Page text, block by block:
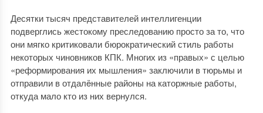
Десятки тысяч представителей интеллигенции
подверглись жестокому преследованию просто за то, что
они мягко критиковали бюрократический стиль работы
некоторых чиновников КПК. Многих из «правых» с целью
«реформирования их мышления» заключили в тюрьмы и
отправили в отдалëнные районы на каторжные работы,
откуда мало кто из них вернулся.